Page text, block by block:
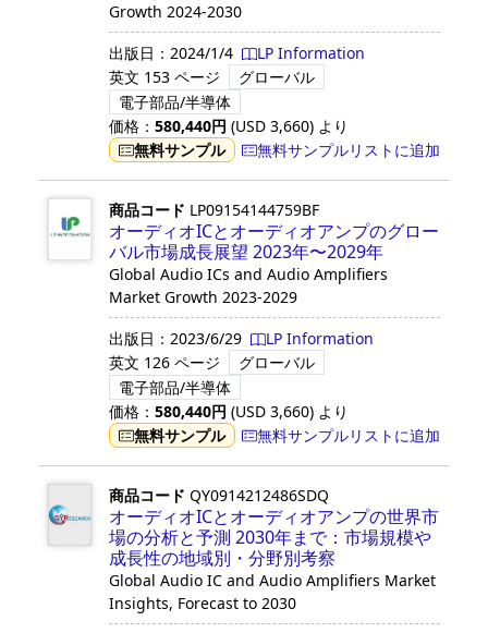
Growth 2024-2030
出版日： 2024/1/4
LP Information
英文 153 ページ
グローバル
電子部品/半導体
価格： 580,440円 (USD 3,660) より
無料サンプル
無料サンプルリストに追加
商品コード LP09154144759BF
オーディオICとオーディオアンプのグロー
バル市場成長展望 2023年〜2029年
Global Audio ICs and Audio Amplifiers
Market Growth 2023-2029
出版日： 2023/6/29
LP Information
英文 126 ページ
グローバル
電子部品/半導体
価格： 580,440円 (USD 3,660) より
無料サンプル
無料サンプルリストに追加
商品コード QY0914212486SDQ
オーディオICとオーディオアンプの世界市
場の分析と予測 2030年まで：市場規模や
成長性の地域別・分野別考察
Global Audio IC and Audio Amplifiers Market
Insights, Forecast to 2030